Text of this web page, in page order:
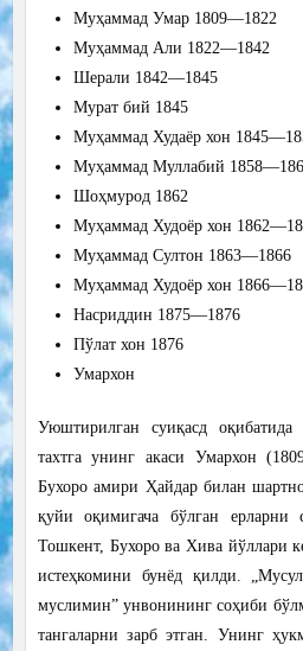
Муҳаммад Умар 1809—1822
Муҳаммад Али 1822—1842
Шерали 1842—1845
Мурат бий 1845
Муҳаммад Худаёр хон
Муҳаммад Муллабий
Шоҳмурод 1862
Муҳаммад Худоёр хон
Муҳаммад Султон 1863—1866
Муҳаммад Худоёр хон
Насриддин 1875—1876
Пўлат хон 1876
Умархон
Уюштирилган суиқасд
тахтга унинг акаси Умархон
Бухоро амири Ҳайдар билан
қуйи оқимигача бўлган ерларни
Тошкент, Бухоро ва Хива йўллари
истеҳкомини бунёд қилди.
муслимин” унвонининг соҳиби
тангаларни зарб этган. Унинг